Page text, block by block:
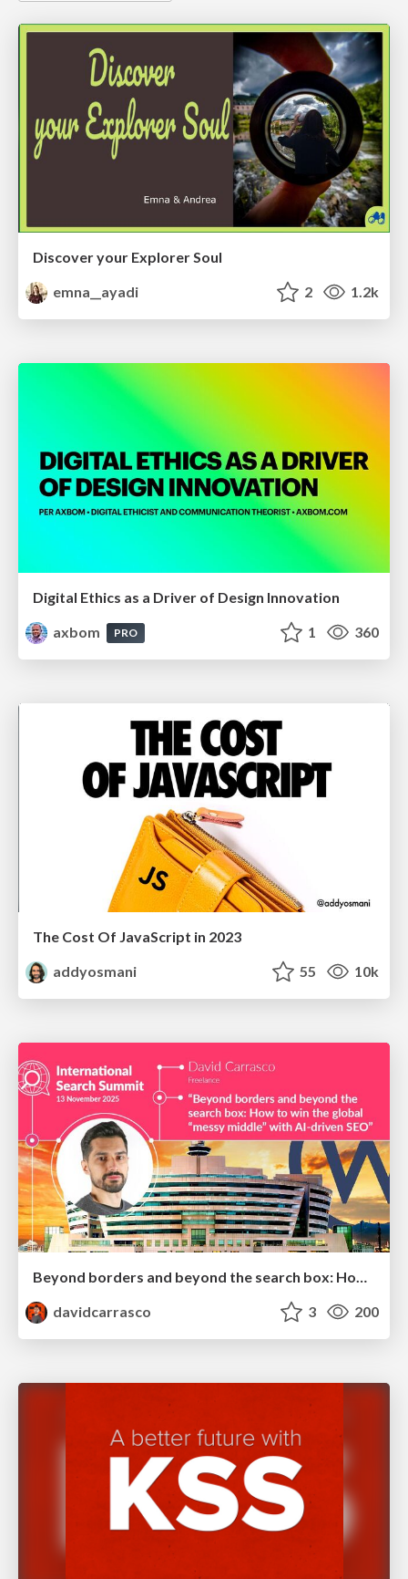
Discover your Explorer Soul
emna__ayadi
2 1.2k
Digital Ethics as a Driver of Design Innovation
axbom
PRO 1 360
The Cost Of JavaScript in 2023
addyosmani
55 10k
davidcarrasco
3 200